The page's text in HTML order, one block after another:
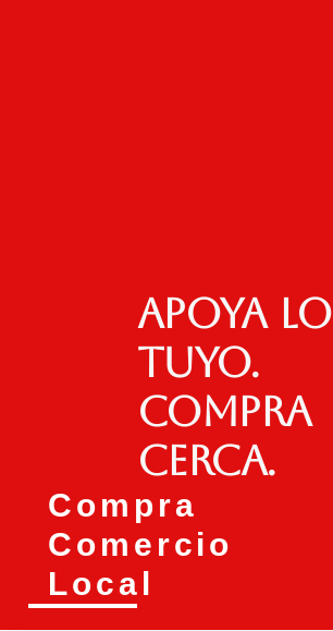
Apoya lo
tuyo.
Compra
cerca.
Compra
Comercio
Local